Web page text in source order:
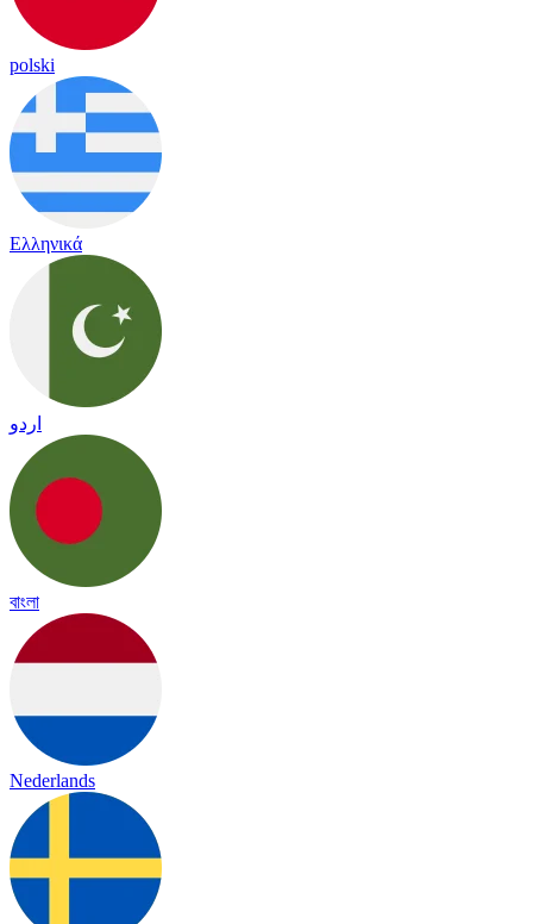
polski
Ελληνικά
اردو
বাংলা
Nederlands